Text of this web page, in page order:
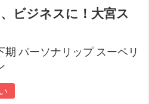
ビジネスに！大宮ス
期 パーソナリップ スーペリ